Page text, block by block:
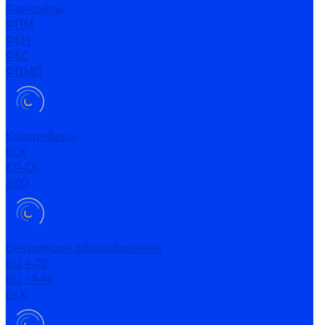
Фанкойлы
ФПМ
ФКН
ФКС
ФПМП
Калориферы
КСК
КП-СК
ЭКО
Вентиляция общеобменная
ВЦ 4-70
ВЦ 14-46
ВКК